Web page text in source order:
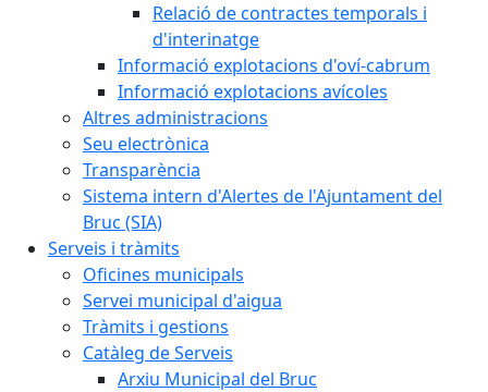
Relació de contractes temporals i
d'interinatge
Informació explotacions d'oví-cabrum
Informació explotacions avícoles
Altres administracions
Seu electrònica
Transparència
Sistema intern d'Alertes de l'Ajuntament del
Bruc (SIA)
Serveis i tràmits
Oficines municipals
Servei municipal d'aigua
Tràmits i gestions
Catàleg de Serveis
Arxiu Municipal del Bruc